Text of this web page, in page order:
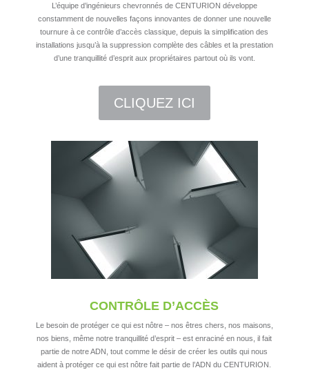
L’équipe d’ingénieurs chevronnés de CENTURION développe
constamment de nouvelles façons innovantes de donner une nouvelle
tournure à ce contrôle d’accès classique, depuis la simplification des
installations jusqu’à la suppression complète des câbles et la prestation
d’une tranquillité d’esprit aux propriétaires partout où ils vont.
CLIQUEZ ICI
CONTRÔLE D’ACCÈS
Le besoin de protéger ce qui est nôtre – nos êtres chers, nos maisons,
nos biens, même notre tranquillité d’esprit – est enraciné en nous, il fait
partie de notre ADN, tout comme le désir de créer les outils qui nous
aident à protéger ce qui est nôtre fait partie de l’ADN du CENTURION.